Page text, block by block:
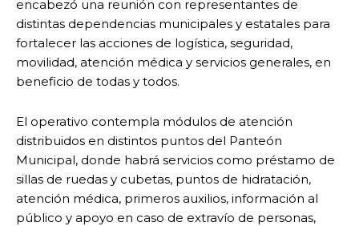
encabezó una reunión con representantes de
distintas dependencias municipales y estatales para
fortalecer las acciones de logística, seguridad,
movilidad, atención médica y servicios generales, en
beneficio de todas y todos.
El operativo contempla módulos de atención
distribuidos en distintos puntos del Panteón
Municipal, donde habrá servicios como préstamo de
sillas de ruedas y cubetas, puntos de hidratación,
atención médica, primeros auxilios, información al
público y apoyo en caso de extravío de personas,